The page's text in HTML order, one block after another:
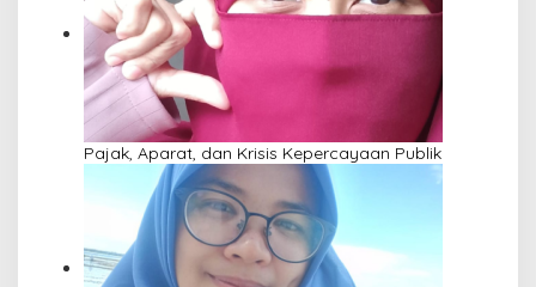
Pajak, Aparat, dan Krisis Kepercayaan Publik